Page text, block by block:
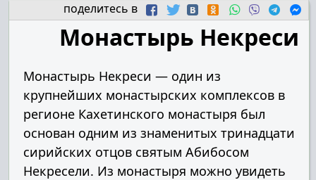
поделитесь в
Монастырь Некреси
Монастырь Некреси — один из
крупнейших монастырских комплексов в
регионе Кахетинского монастыря был
основан одним из знаменитых тринадцати
сирийских отцов святым Абибосом
Некресели. Из монастыря можно увидеть